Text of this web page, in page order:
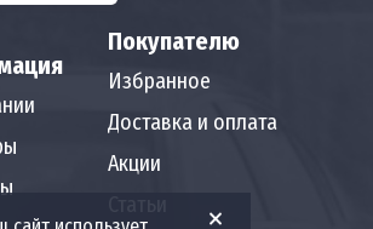
Покупателю
Избранное
Доставка и оплата
Акции